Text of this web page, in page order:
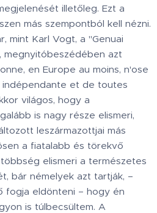
illetőleg. Ezt a
más szempontból kell nézni.
mint Karl Vogt, a "Genuai
megnyitóbeszédében azt
en Europe au moins, n'ose
et de toutes
világos, hogy a
is nagy része elismeri,
leszármazottjai más
a fiatalabb és törekvő
elismeri a természetes
bár némelyek azt tartják, –
fogja eldönteni – hogy én
is túlbecsültem. A